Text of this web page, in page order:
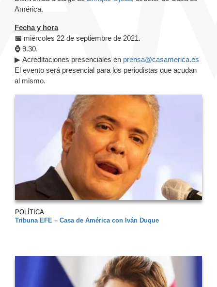
América.
Fecha y hora
📅 miércoles 22 de septiembre de 2021.
⌚ 9.30.
▶ Acreditaciones presenciales en prensa@casamerica.es
El evento será presencial para los periodistas que acudan
al mismo.
POLÍTICA
Tribuna EFE – Casa de América con Iván Duque